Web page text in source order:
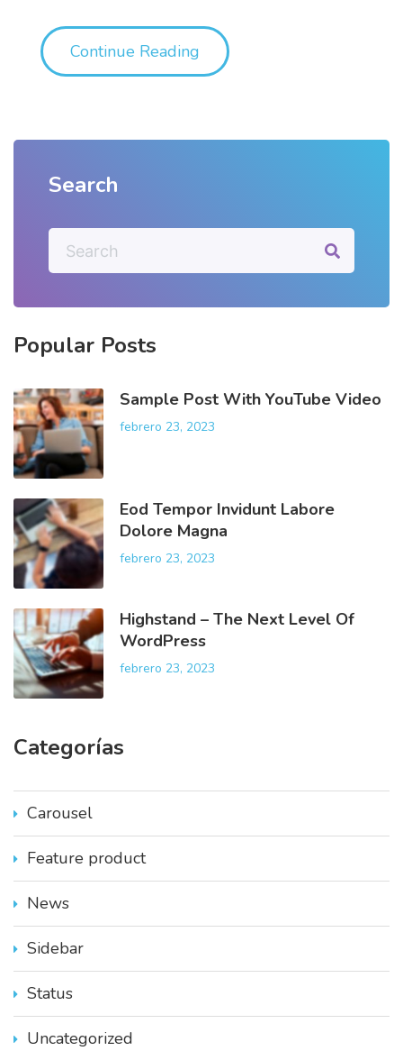
Continue Reading "Sample Post With
Search
S
a
c
:
Popular Posts
Sample Post With YouTube Video
febrero 23, 2023
Eod Tempor Invidunt Labore
Dolore Magna
febrero 23, 2023
Highstand – The Next Level Of
WordPress
febrero 23, 2023
Categorías
Carousel
Feature product
News
Sidebar
Status
Uncategorized